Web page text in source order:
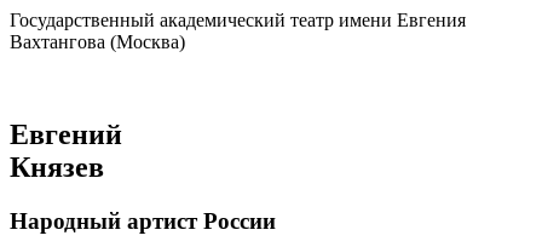
Государственный академический театр имени Евгения
Вахтангова (Москва)
Евгений
Князев
Народный артист России